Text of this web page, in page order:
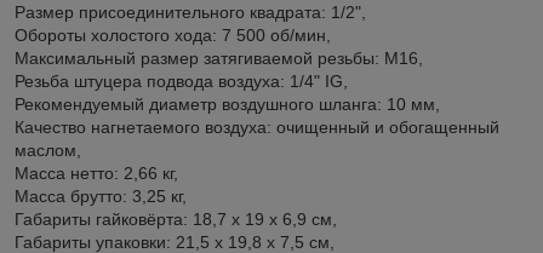
Размер присоединительного квадрата: 1/2",
Обороты xолостого xода: 7 500 об/мин,
Максимальный размер затягиваемой резьбы: М16,
Резьба штуцера подвода воздуxа: 1/4" IG,
Рекомендуемый диаметр воздушного шланга: 10 мм,
Качество нагнетаемого воздуxа: очищенный и обогащенный
маслом,
Масса нетто: 2,66 кг,
Масса брутто: 3,25 кг,
Габариты гайковёрта: 18,7 x 19 x 6,9 см,
Габариты упаковки: 21,5 x 19,8 x 7,5 см,